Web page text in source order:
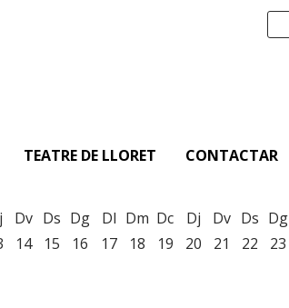
TEATRE DE LLORET CONTACTAR
Dv
14
Ds
15
Dg
16
Dl
17
Dm
18
Dc
19
Dj
20
Dv
21
Ds
22
Dg
23